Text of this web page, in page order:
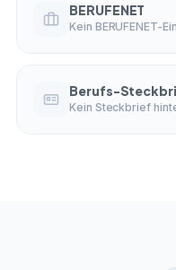
BERUFENET
Kein BERUFENET-
Berufs-
Kein Steckbrief